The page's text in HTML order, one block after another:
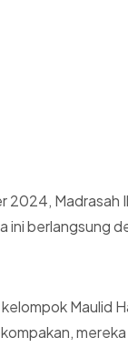
2024, Madrasah
ini berlangsung
Maulid